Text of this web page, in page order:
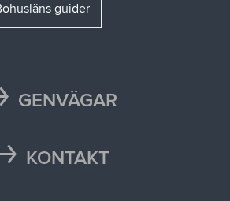
guider
GENVÄGAR
Läsårstider
KONTAKT